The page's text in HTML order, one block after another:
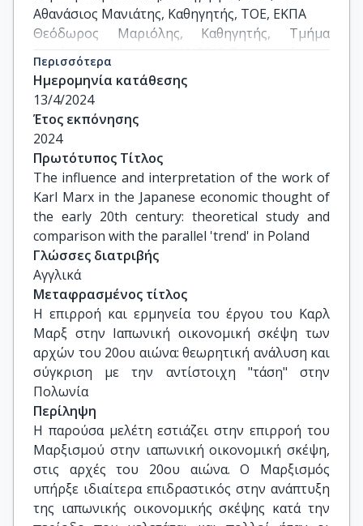
Αθανάσιος Μανιάτης, Καθηγητής, ΤΟΕ, ΕΚΠΑ
Θεόδωρος Μαριόλης, Καθηγητής, Τμήμα
Δημόσιας Διοίκησης, ΠΑΝΤΕΙΟ Πανεπιστήμιο
Περισσότερα
Ημερομηνία κατάθεσης
13/4/2024
Έτος εκπόνησης
2024
Πρωτότυπος Τίτλος
The influence and interpretation of the work of
Karl Marx in the Japanese economic thought of
the early 20th century: theoretical study and
comparison with the parallel 'trend' in Poland
Γλώσσες διατριβής
Αγγλικά
Μεταφρασμένος τίτλος
Η επιρροή και ερμηνεία του έργου του Καρλ
Μαρξ στην Ιαπωνική οικονομική σκέψη των
αρχών του 20ου αιώνα: θεωρητική ανάλυση και
σύγκριση με την αντίστοιχη "τάση" στην
Πολωνία
Περίληψη
Η παρούσα μελέτη εστιάζει στην επιρροή του
Μαρξισμού στην ιαπωνική οικονομική σκέψη,
στις αρχές του 20ου αιώνα. Ο Μαρξισμός
υπήρξε ιδιαίτερα επιδραστικός στην ανάπτυξη
της ιαπωνικής οικονομικής σκέψης κατά την